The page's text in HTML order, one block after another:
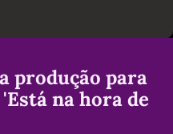
produção para
na hora de